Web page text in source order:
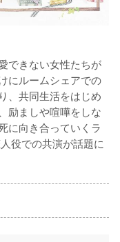
できない女性たちが
にルームシェアでの
、共同生活をはじめ
励ましや喧嘩をしな
に向き合っていくラ
役での共演が話題に